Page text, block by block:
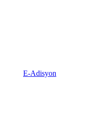
E-Adisyon